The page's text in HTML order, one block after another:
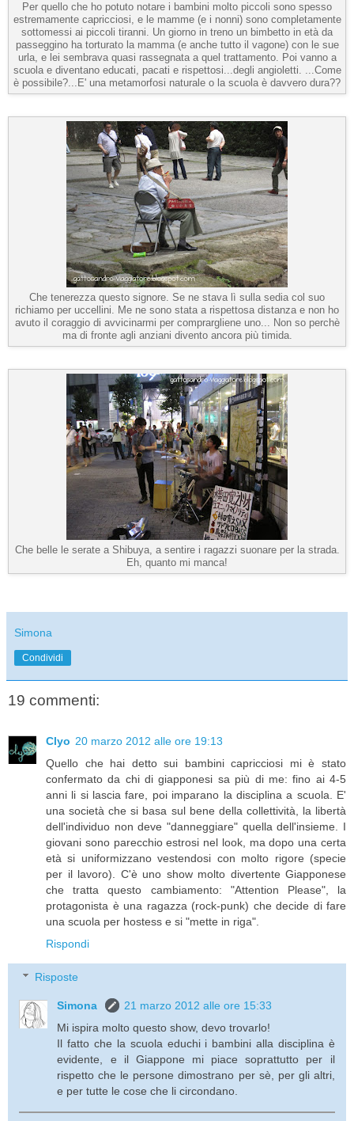
Per quello che ho potuto notare i bambini molto piccoli sono spesso
estremamente capricciosi, e le mamme (e i nonni) sono completamente
sottomessi ai piccoli tiranni. Un giorno in treno un bimbetto in età da
passeggino ha torturato la mamma (e anche tutto il vagone) con le sue
urla, e lei sembrava quasi rassegnata a quel trattamento. Poi vanno a
scuola e diventano educati, pacati e rispettosi...degli angioletti. ...Come
è possibile?...E' una metamorfosi naturale o la scuola è davvero dura??
Che tenerezza questo signore. Se ne stava lì sulla sedia col suo
richiamo per uccellini. Me ne sono stata a rispettosa distanza e non ho
avuto il coraggio di avvicinarmi per comprargliene uno... Non so perchè
ma di fronte agli anziani divento ancora più timida.
Che belle le serate a Shibuya, a sentire i ragazzi suonare per la strada.
Eh, quanto mi manca!
Simona
Condividi
19 commenti:
Clyo 20 marzo 2012 alle ore 19:13
Quello che hai detto sui bambini capricciosi mi è stato
confermato da chi di giapponesi sa più di me: fino ai 4-5
anni li si lascia fare, poi imparano la disciplina a scuola. E'
una società che si basa sul bene della collettività, la libertà
dell'individuo non deve "danneggiare" quella dell'insieme. I
giovani sono parecchio estrosi nel look, ma dopo una certa
età si uniformizzano vestendosi con molto rigore (specie
per il lavoro). C'è uno show molto divertente Giapponese
che tratta questo cambiamento: "Attention Please", la
protagonista è una ragazza (rock-punk) che decide di fare
una scuola per hostess e si "mette in riga".
Rispondi
Risposte
Simona
21 marzo 2012 alle ore 15:33
Mi ispira molto questo show, devo trovarlo!
Il fatto che la scuola educhi i bambini alla disciplina è
evidente, e il Giappone mi piace soprattutto per il
rispetto che le persone dimostrano per sè, per gli altri,
e per tutte le cose che li circondano.